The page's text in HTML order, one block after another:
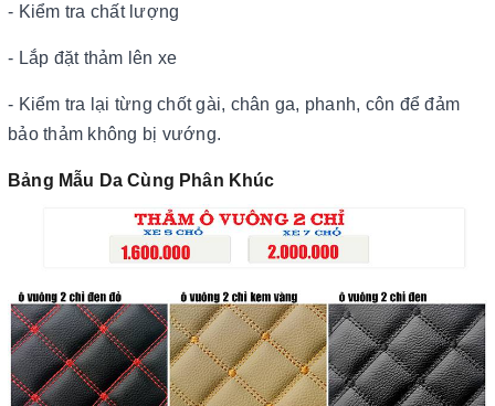
- Kiểm tra chất lượng
- Lắp đặt thảm lên xe
- Kiểm tra lại từng chốt gài, chân ga, phanh, côn để đảm
bảo thảm không bị vướng.
Bảng Mẫu Da Cùng Phân Khúc